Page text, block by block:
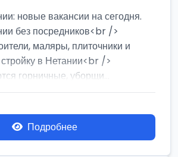
новые вакансии на сегодня.
без посредников<br />
маляры, плиточники и
в Нетании<br />
горничные, уборщи...
Подробнее